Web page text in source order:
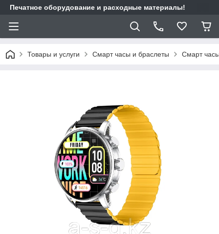
Печатное оборудование и расходные материалы!
Товары и услуги Смарт часы и браслеты Смарт